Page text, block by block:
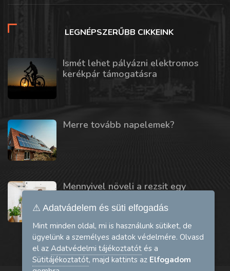
LEGNÉPSZERŰBB CIKKEINK
Ismét lehet pályázni elektromos
kerékpár támogatásra
Merre tovább napelemek?
Mennyivel növeli a rezsit egy
⚠ Adatvádelem és süti elfogadás
Mint minden oldal, mi is használunk sütiket, de
ügyelünk a személyes adatok védelmére. Olvasd
el az Adatvédelmi tájékoztatót és a
Sütitájékoztatót, majd kattints az Elfogadom